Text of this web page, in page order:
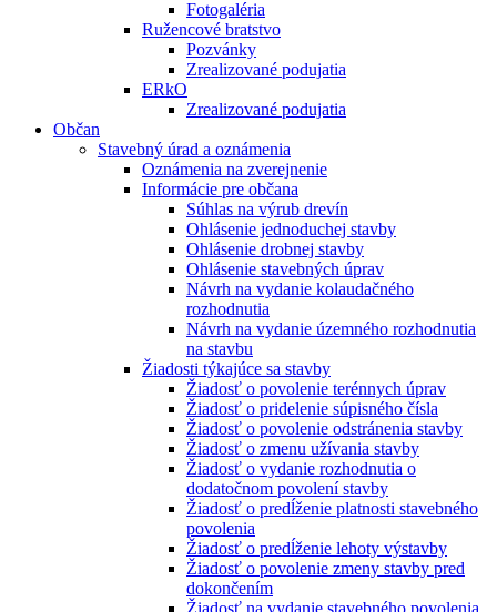
Fotogaléria
Ružencové bratstvo
Pozvánky
Zrealizované podujatia
ERkO
Zrealizované podujatia
Občan
Stavebný úrad a oznámenia
Oznámenia na zverejnenie
Informácie pre občana
Súhlas na výrub drevín
Ohlásenie jednoduchej stavby
Ohlásenie drobnej stavby
Ohlásenie stavebných úprav
Návrh na vydanie kolaudačného
rozhodnutia
Návrh na vydanie územného rozhodnutia
na stavbu
Žiadosti týkajúce sa stavby
Žiadosť o povolenie terénnych úprav
Žiadosť o pridelenie súpisného čísla
Žiadosť o povolenie odstránenia stavby
Žiadosť o zmenu užívania stavby
Žiadosť o vydanie rozhodnutia o
dodatočnom povolení stavby
Žiadosť o predĺženie platnosti stavebného
povolenia
Žiadosť o predĺženie lehoty výstavby
Žiadosť o povolenie zmeny stavby pred
dokončením
Žiadosť na vydanie stavebného povolenia